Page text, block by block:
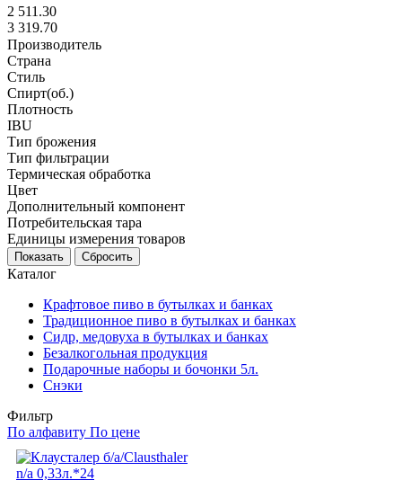
2 511.30
3 319.70
Производитель
Страна
Стиль
Спирт(об.)
Плотность
IBU
Тип брожения
Тип фильтрации
Термическая обработка
Цвет
Дополнительный компонент
Потребительская тара
Единицы измерения товаров
Каталог
Крафтовое пиво в бутылках и банках
Традиционное пиво в бутылках и банках
Сидр, медовуха в бутылках и банках
Безалкогольная продукция
Подарочные наборы и бочонки 5л.
Снэки
Фильтр
По алфавиту По цене